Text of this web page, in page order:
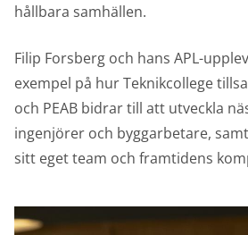
hållbara samhällen.
Filip Forsberg och hans APL-
exempel på hur Teknikcollege
och PEAB bidrar till att utveckla
ingenjörer och byggarbetare,
sitt eget team och framtidens